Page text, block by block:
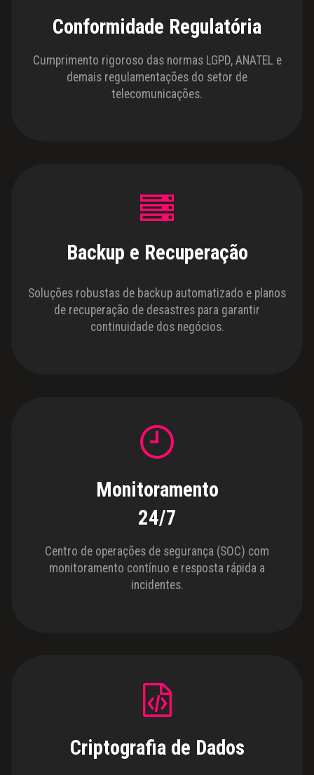
Conformidade Regulatória
Cumprimento rigoroso das normas LGPD, ANATEL e
demais regulamentações do setor de
telecomunicações.
Backup e Recuperação
Soluções robustas de backup automatizado e planos
de recuperação de desastres para garantir
continuidade dos negócios.
Monitoramento
24/7
Centro de operações de segurança (SOC) com
monitoramento contínuo e resposta rápida a
incidentes.
Criptografia de Dados